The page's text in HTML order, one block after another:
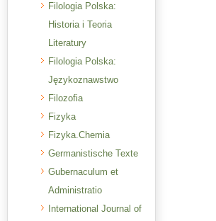
Filologia Polska:
Historia i Teoria
Literatury
Filologia Polska:
Językoznawstwo
Filozofia
Fizyka
Fizyka.Chemia
Germanistische Texte
Gubernaculum et
Administratio
International Journal of